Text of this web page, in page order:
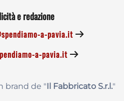
e redazione
a-pavia.it
a-pavia.it
brand de "Il Fabbricato S.r.l."